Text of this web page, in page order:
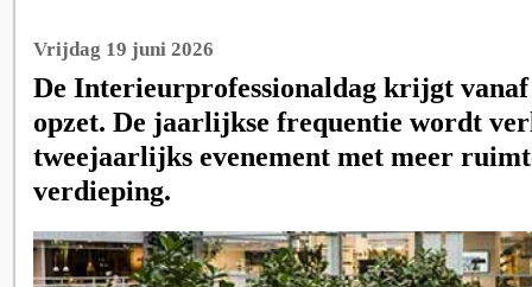
Vrijdag 19 juni 2026
De Interieurprofessionaldag krijgt vanaf
opzet. De jaarlijkse frequentie wordt
tweejaarlijks evenement met meer
verdieping.